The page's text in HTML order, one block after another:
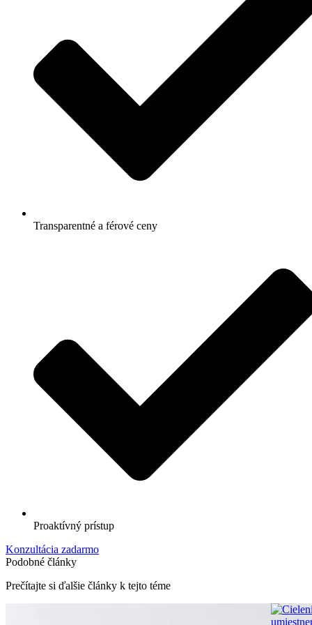
Transparentné a férové ceny
Proaktívný prístup
Konzultácia zadarmo
Podobné články
Prečítajte si ďalšie články k tejto téme